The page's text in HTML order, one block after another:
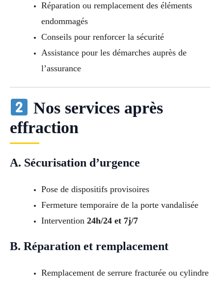
Réparation ou remplacement des éléments
endommagés
Conseils pour renforcer la sécurité
Assistance pour les démarches auprès de
l’assurance
Nos services après
effraction
A. Sécurisation d’urgence
Pose de dispositifs provisoires
Fermeture temporaire de la porte vandalisée
Intervention 24h/24 et 7j/7
B. Réparation et remplacement
Remplacement de serrure fracturée ou cylindre